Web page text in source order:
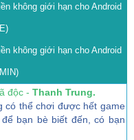
không giới hạn cho Android
không giới hạn cho Android
độc - Thanh Trung.
thể chơi được hết game
bạn bè biết đến, có bạn